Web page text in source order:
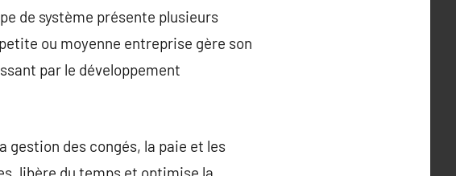
de système présente plusieurs
ou moyenne entreprise gère son
par le développement
gestion des congés, la paie et les
libère du temps et optimise la